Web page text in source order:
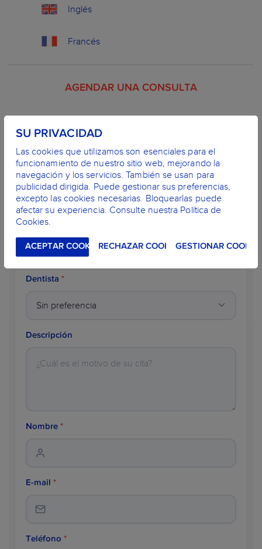
Inglés
Francés
AGENDAR UNA CONSULTA
Rellene el siguiente formulario para solicitar su cita.
Fecha*
Horario
Dentista *
Descripción
Nombre *
E-mail *
Teléfono *
SU PRIVACIDAD
Las cookies que utilizamos son esenciales para el
funcionamiento de nuestro sitio web, mejorando la
navegación y los servicios. También se usan para
publicidad dirigida. Puede gestionar sus preferencias,
excepto las cookies necesarias. Bloquearlas puede
afectar su experiencia. Consulte nuestra Política de
Cookies.
ACEPTAR COOKIESRECHAZAR COOKIESGESTIONAR